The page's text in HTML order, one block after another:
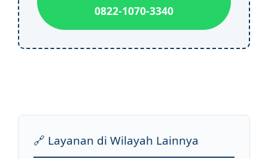
0822-1070-3340
🔗 Layanan di Wilayah Lainnya